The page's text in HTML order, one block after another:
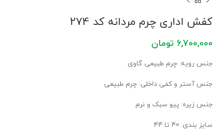
کفش اداری چرم مردانه کد 274
6,700,000 تومان
جنس رویه: چرم طبیعی گاوی
جنس آستر و کفی داخلی: چرم طبیعی
جنس زیره: پیو سبک و نرم
سایز بندی: 40 تا 44